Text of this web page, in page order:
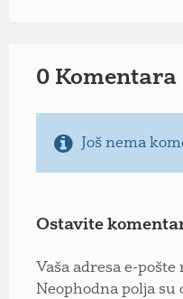
0 Komentara
Još nema
Ostavite
Vaša adresa e-
Neophodna polja su